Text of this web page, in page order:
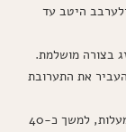
היטב עד
בצורה מושלמת.
בגובה 25 סמ ולהעביר את התערובת
לאפות בתנור שחומם מראש ל-180 מעלות, למשך כ-40